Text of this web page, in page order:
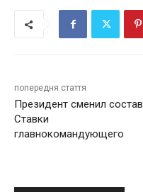
попередня стаття
Президент сменил состав
Ставки
главнокомандующего